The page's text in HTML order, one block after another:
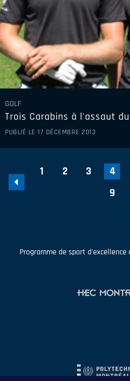
GOLF
Trois Carabins à l'assaut
PUBLIÉ LE 17 DÉCEMBRE 2013
1 2 3 4
9
Programme de sport